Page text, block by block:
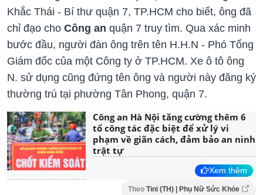
Khắc Thái - Bí thư quận 7, TP.HCM cho biết, ông đã
chỉ đạo cho Công an quận 7 truy tìm. Qua xác minh
bước đầu, người đàn ông trên tên H.H.N - Phó Tổng
Giám đốc của một Công ty ở TP.HCM. Xe ô tô ông
N. sử dụng cũng đứng tên ông và người này đăng ký
thường trú tại phường Tân Phong, quận 7.
Công an Hà Nội tăng cường thêm 6
tổ công tác đặc biệt để xử lý vi
phạm về giãn cách, đảm bảo an ninh
trật tự
Xem thêm
Theo Tini (TH) | Phụ Nữ Sức Khỏe